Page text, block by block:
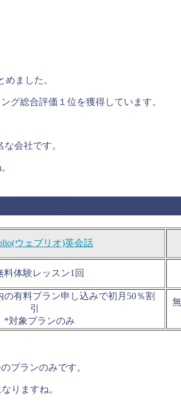
ました。
グ総合評価１位を獲得しています。
会社です。
ウェブリオ)英会話
料体験レッスン1回
の有料プラン申し込みで初月50％割
引
*対象プランのみ
プランのみです。
りますね。